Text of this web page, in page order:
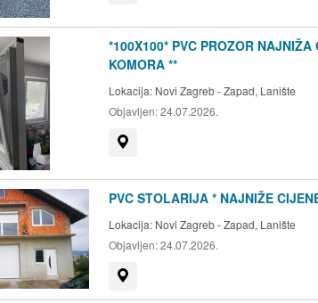
*100X100* PVC PROZOR
KOMORA **
Lokacija: Novi Zagreb - Zapad, Lanište
Objavljen:24.07.2026.
PVC STOLARIJA * NAJNIŽE
Lokacija: Novi Zagreb - Zapad, Lanište
Objavljen:24.07.2026.